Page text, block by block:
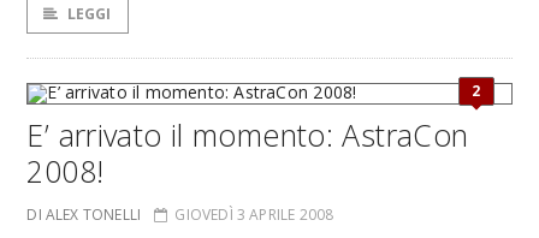
LEGGI
2
E’ arrivato il momento: AstraCon
2008!
DI ALEX TONELLI GIOVEDÌ 3 APRILE 2008